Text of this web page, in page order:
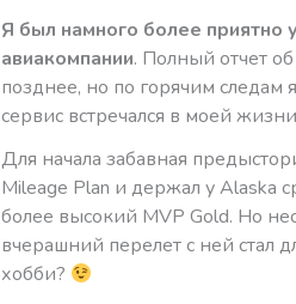
Я был намного более приятно
авиакомпании. Полный отчет
позднее, но по горячим следам
сервис встречался в моей
Для начала забавная
Mileage Plan и держал у Alaska
более высокий MVP Gold. Но
вчерашний перелет с ней стал
хобби?